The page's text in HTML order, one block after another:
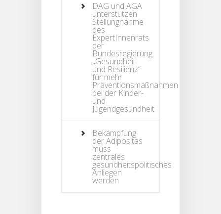
DAG und AGA
unterstützen
Stellungnahme
des
ExpertInnenrats
der
Bundesregierung
„Gesundheit
und Resilienz“
für mehr
Präventionsmaßnahmen
bei der Kinder-
und
Jugendgesundheit
Bekämpfung
der Adipositas
muss
zentrales
gesundheitspolitisches
Anliegen
werden